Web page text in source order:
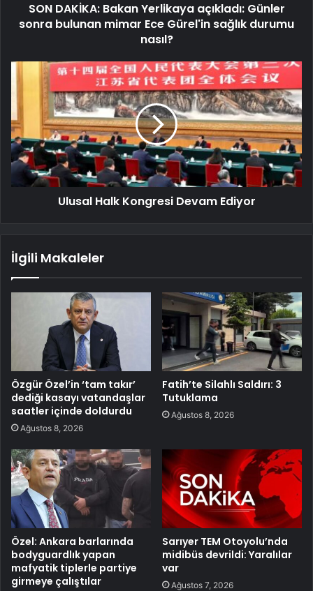
SON DAKİKA: Bakan Yerlikaya açıkladı: Günler
sonra bulunan mimar Ece Gürel'in sağlık durumu
nasıl?
Ulusal Halk Kongresi Devam Ediyor
İlgili Makaleler
Özgür Özel’in ‘tam takır’
dediği kasayı vatandaşlar
saatler içinde doldurdu
Ağustos 8, 2026
Fatih’te Silahlı Saldırı: 3
Tutuklama
Ağustos 8, 2026
Özel: Ankara barlarında
bodyguardlık yapan
mafyatik tiplerle partiye
girmeye çalıştılar
Sarıyer TEM Otoyolu’nda
midibüs devrildi: Yaralılar
var
Ağustos 7, 2026